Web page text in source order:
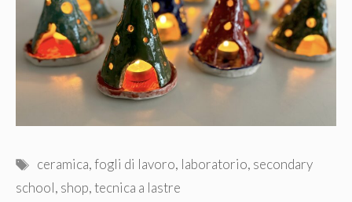
Tag
ceramica,fogli di lavoro, laboratorio, secondary
school, shop,tecnica a lastre